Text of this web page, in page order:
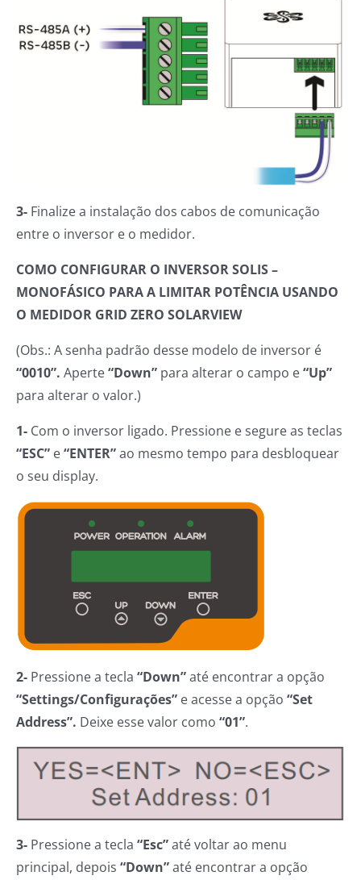
3- Finalize a instalação dos cabos de comunicação
entre o inversor e o medidor.
COMO CONFIGURAR O INVERSOR SOLIS –
MONOFÁSICO PARA A LIMITAR POTÊNCIA USANDO
O MEDIDOR GRID ZERO SOLARVIEW
(Obs.: A senha padrão desse modelo de inversor é
“0010”. Aperte“Down” para alterar o campo e“Up”
para alterar o valor.)
1- Com o inversor ligado. Pressione e segure as teclas
“ESC” e“ENTER”ao mesmo tempo para desbloquear
o seu display.
2- Pressione a tecla “Down”até encontrar a opção
“Settings/Configurações” e acesse a opção “Set
Address”. Deixe esse valor como “01”.
3- Pressione a tecla “Esc”até voltar ao menu
principal, depois “Down”até encontrar a opção